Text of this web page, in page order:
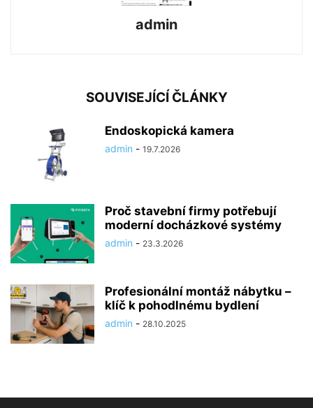
admin
SOUVISEJÍCÍ ČLÁNKY
Endoskopická kamera
admin - 19.7.2026
Proč stavební firmy potřebují
moderní docházkové systémy
admin - 23.3.2026
Profesionální montáž nábytku –
klíč k pohodlnému bydlení
admin - 28.10.2025